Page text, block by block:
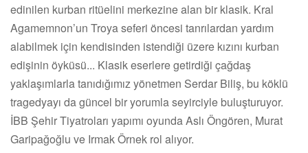
edinilen kurban ritüelini merkezine alan bir klasik. Kral
Agamemnon’un Troya seferi öncesi tanrılardan yardım
alabilmek için kendisinden istendiği üzere kızını kurban
edişinin öyküsü... Klasik eserlere getirdiği çağdaş
yaklaşımlarla tanıdığımız yönetmen Serdar Biliş, bu köklü
tragedyayı da güncel bir yorumla seyirciyle buluşturuyor.
İBB Şehir Tiyatroları yapımı oyunda Aslı Öngören, Murat
Garipağoğlu ve Irmak Örnek rol alıyor.